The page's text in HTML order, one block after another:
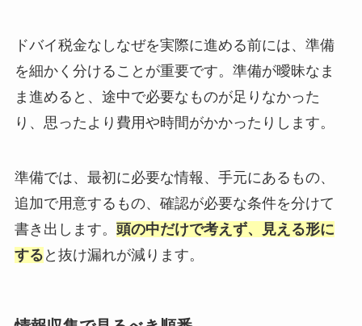
ドバイ税金なしなぜを実際に進める前には、準備
を細かく分けることが重要です。準備が曖昧なま
ま進めると、途中で必要なものが足りなかった
り、思ったより費用や時間がかかったりします。
準備では、最初に必要な情報、手元にあるもの、
追加で用意するもの、確認が必要な条件を分けて
書き出します。 頭の中だけで考えず、見える形に
する と抜け漏れが減ります。